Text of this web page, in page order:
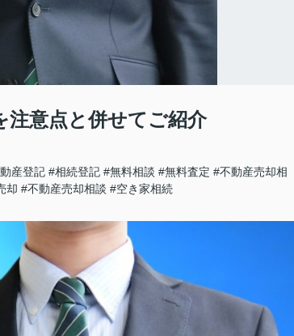
注意点と併せてご紹介
産登記 #相続登記 #無料相談 #無料査定 #不動産売却相
却 #不動産売却相談 #空き家相続